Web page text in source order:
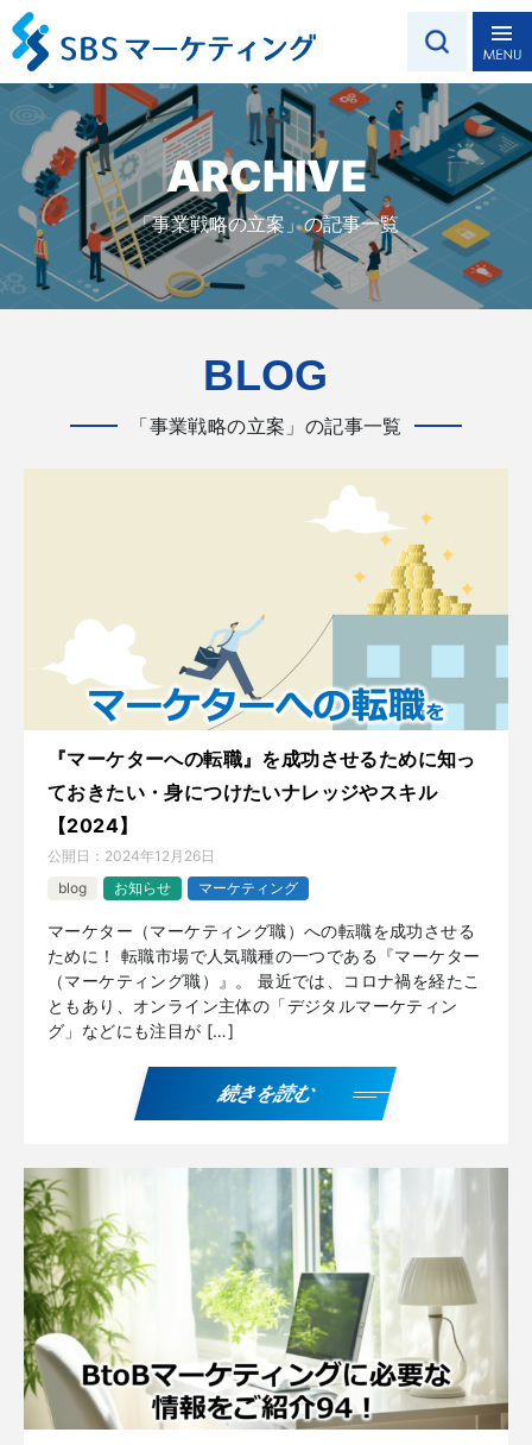
ARCHIVE
「事業戦略の立案」の記事一覧
BLOG
「事業戦略の立案」の記事一覧
『マーケターへの転職』を成功させるために知っ
ておきたい・身につけたいナレッジやスキル
【2024】
公開日： 2024年12月26日
blog
お知らせ マーケティング
マーケター（マーケティング職）への転職を成功させる
ために！ 転職市場で人気職種の一つである『マーケター
（マーケティング職）』。 最近では、コロナ禍を経たこ
ともあり、オンライン主体の「デジタルマーケティン
グ」などにも注目が […]
続きを読む